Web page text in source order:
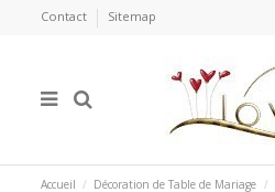
Contact Sitemap
Accueil Décoration de Table de Mariage